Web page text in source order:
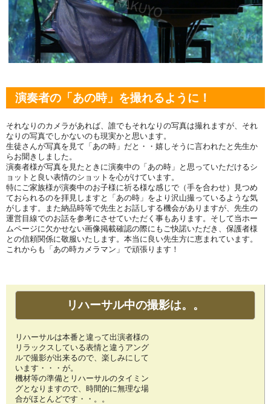
演奏者の「あの時」を撮れるように！
それなりのカメラがあれば、誰でもそれなりの写真は撮れますが、それ
なりの写真でしかないのも現実かと思います。
生徒さんが写真を見て「あの時」だと・・嬉しそうに言われたと先生か
らお聞きしました。
演奏者様が写真を見たときに演奏中の「あの時」と思っていただけるシ
ョットと良い表情のショットを心がけています。
特にご家族様が演奏中のお子様に祈る様な感じで（手を合わせ）見つめ
ておられるのを拝見しますと「あの時」をより沢山撮っているような気
がします。また納品時等で先生とお話しする機会がありますが、先生の
運営目線でのお話を参考にさせていただく事もあります。そして当ホー
ムページに欠かせない画像掲載確認の際にもご快諾いただき、保護者様
との信頼関係に敬服いたします。本当に良い先生方に恵まれています。
これからも「あの時カメラマン」で頑張ります！
リハーサル中の撮影は。。
リハーサルは本番と違って出演者様の
リラックスしている表情と違うアング
ルで撮影が出来るので、楽しみにして
います・・・が。
機材等の準備とリハーサルのタイミン
グとなりますので、時間的に無理な場
合がほとんどです・・。。